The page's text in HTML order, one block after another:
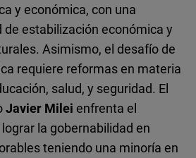
y económica, con una
estabilización económica y
Asimismo, el desafío de
requiere reformas en materia
salud, y seguridad. El
Javier Milei enfrenta el
la gobernabilidad en
teniendo una minoría en